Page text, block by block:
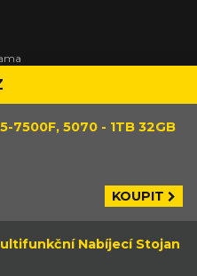
7500F, 5070 - 1TB 32GB
KOUPIT
Nabíjecí Stojan